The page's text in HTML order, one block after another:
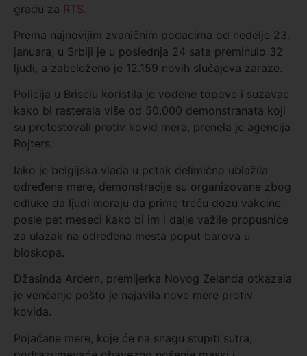
gradu za RTS.
Prema najnovijim zvaničnim podacima od nedelje 23.
januara, u Srbiji je u poslednja 24 sata preminulo 32
ljudi, a zabeleženo je 12.159 novih slučajeva zaraze.
Policija u Briselu koristila je vodene topove i suzavac
kako bi rasterala više od 50.000 demonstranata koji
su protestovali protiv kovid mera, prenela je agencija
Rojters.
Iako je belgijska vlada u petak delimično ublažila
određene mere, demonstracije su organizovane zbog
odluke da ljudi moraju da prime treću dozu vakcine
posle pet meseci kako bi im i dalje važile propusnice
za ulazak na određena mesta poput barova u
bioskopa.
Džasinda Ardern, premijerka Novog Zelanda otkazala
je venčanje pošto je najavila nove mere protiv
kovida.
Pojačane mere, koje će na snagu stupiti sutra,